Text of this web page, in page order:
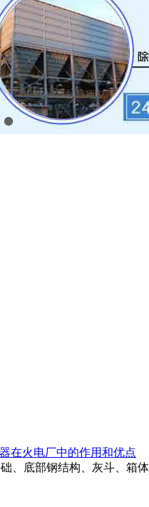
在火电厂中的作用和优点
底部钢结构、灰斗、箱